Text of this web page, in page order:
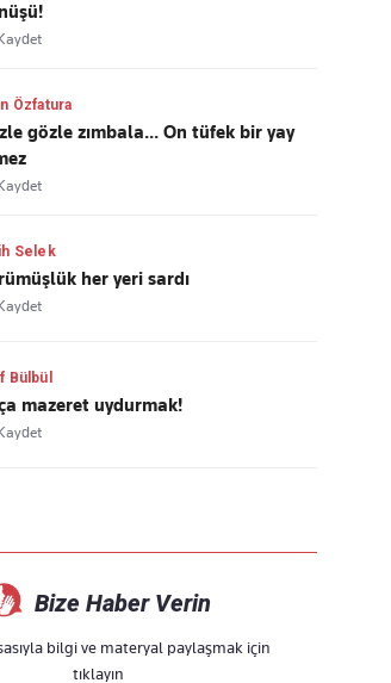
Özfatura
gözle zımbala... On tüfek bir yay
Selek
her yeri sardı
Bülbül
mazeret uydurmak!
Bize Haber Verin
bilgi ve materyal paylaşmak için
tıklayın